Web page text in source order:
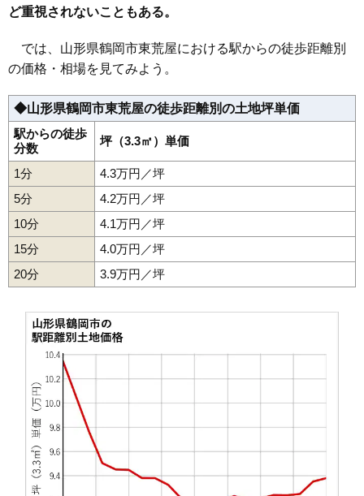
37 稲生 10万円
39 大宝寺
41 美咲町 9.5万円 1,494万円
42 神明町
43
44 若葉町
45 伊勢原町 9.3万円
46 切添町 9.3万円
47 美原町 9.2万円
48 道形町 9.1万円
50 大東町
51 柳田
53
54
55 朝暘町
56 茅原町
57 7.8万円
ど重視されないこともある。
では、山形県鶴岡市東荒屋における駅からの徒歩距離別
の価格・相場を見てみよう。
◆山形県鶴岡市東荒屋の徒歩距離別の土地坪単価
駅からの徒歩
分数
坪（3.3㎡）単価
1分
4.3万円／坪
5分
4.2万円／坪
10分
4.1万円／坪
15分
4.0万円／坪
20分
3.9万円／坪